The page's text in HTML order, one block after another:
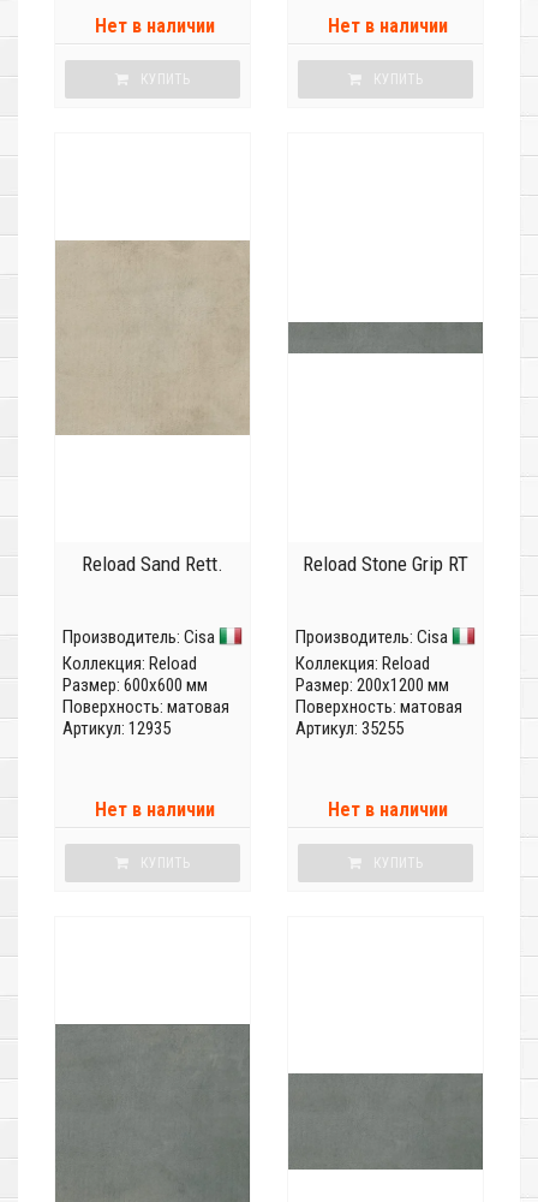
Нет в наличии
КУПИТЬ
Нет в наличии
КУПИТЬ
Reload Sand Rett.
Производитель: Cisa
Коллекция: Reload
Размер: 600x600 мм
Поверхность: матовая
Артикул: 12935
Нет в наличии
КУПИТЬ
Reload Stone Grip RT
Производитель: Cisa
Коллекция: Reload
Размер: 200x1200 мм
Поверхность: матовая
Артикул: 35255
Нет в наличии
КУПИТЬ